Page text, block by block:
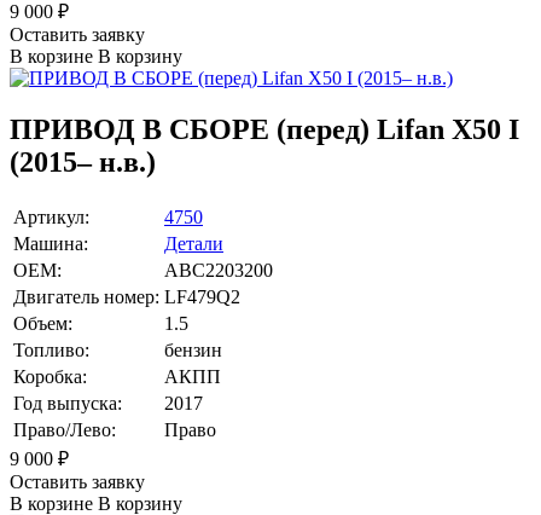
9 000 ₽
Оставить заявку
В корзине В корзину
ПРИВОД В СБОРЕ (перед) Lifan X50 I
(2015– н.в.)
Артикул:
4750
Машина:
Детали
OEM:
ABC2203200
Двигатель номер: LF479Q2
Объем:
1.5
Топливо:
бензин
Коробка:
АКПП
Год выпуска:
2017
Право/Лево:
Право
9 000 ₽
Оставить заявку
В корзине В корзину